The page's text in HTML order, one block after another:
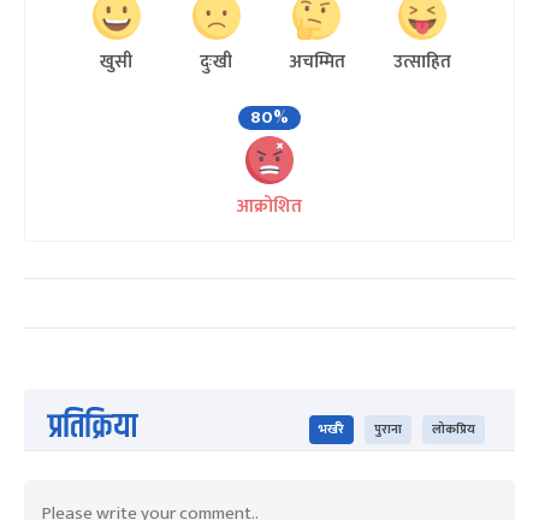
खुसी दुःखी अचम्मित
उत्साहित
80%
आक्रोशित
प्रतिक्रिया भर्खरै पुराना लोकप्रिय